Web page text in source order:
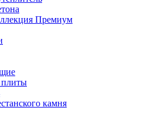
Премиум
плиты
камня